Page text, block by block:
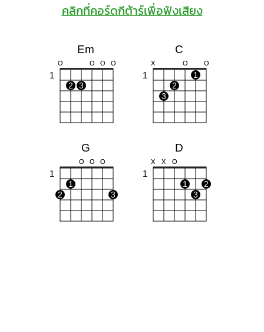
คลิกที่คอร์ดกีต้าร์เพื่อฟังเสียง
Em
O O O O
1
2 3
C
X O O
1
1
2
3
G
O O O
1
1
2
3
D
X X O
1
1
2
3